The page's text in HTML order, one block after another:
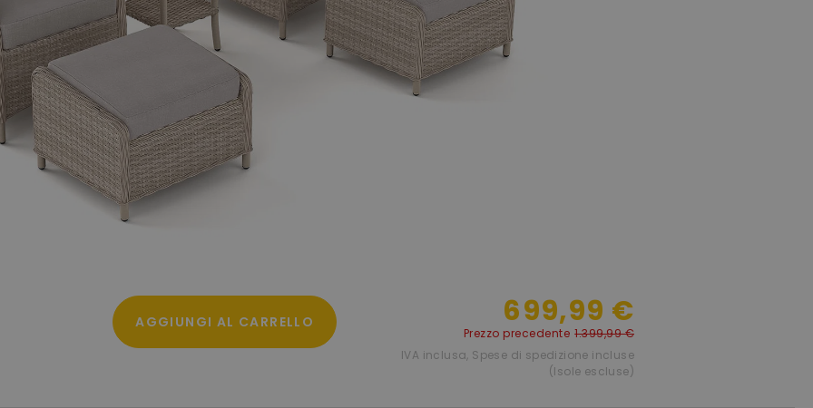
AGGIUNGI AL CARRELLO 699,99 €
Prezzo precedente 1.399,99 €
IVA inclusa, Spese di spedizione incluse
(Isole escluse)